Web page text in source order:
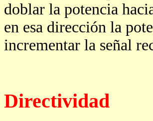
doblar la potencia
en esa dirección la
incrementar la señal
Directividad